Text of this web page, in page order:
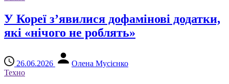
У Кореї з’явилися дофамінові додатки,
які «нічого не роблять»
26.06.2026
Олена Мусієнко
Техно